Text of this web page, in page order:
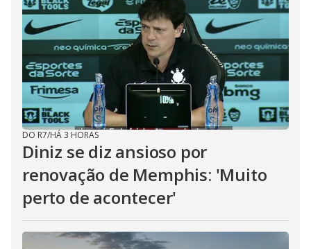
DO R7/HÁ 3 HORAS
Diniz se diz ansioso por
renovação de Memphis: 'Muito
perto de acontecer'